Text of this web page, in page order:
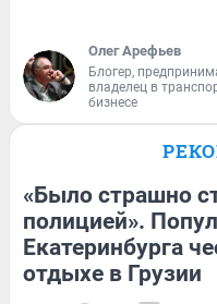
Олег Арефьев
Блогер,
владелец в
бизнесе
«Было страшно
полицией».
Екатеринбурга
отдыхе в Грузии